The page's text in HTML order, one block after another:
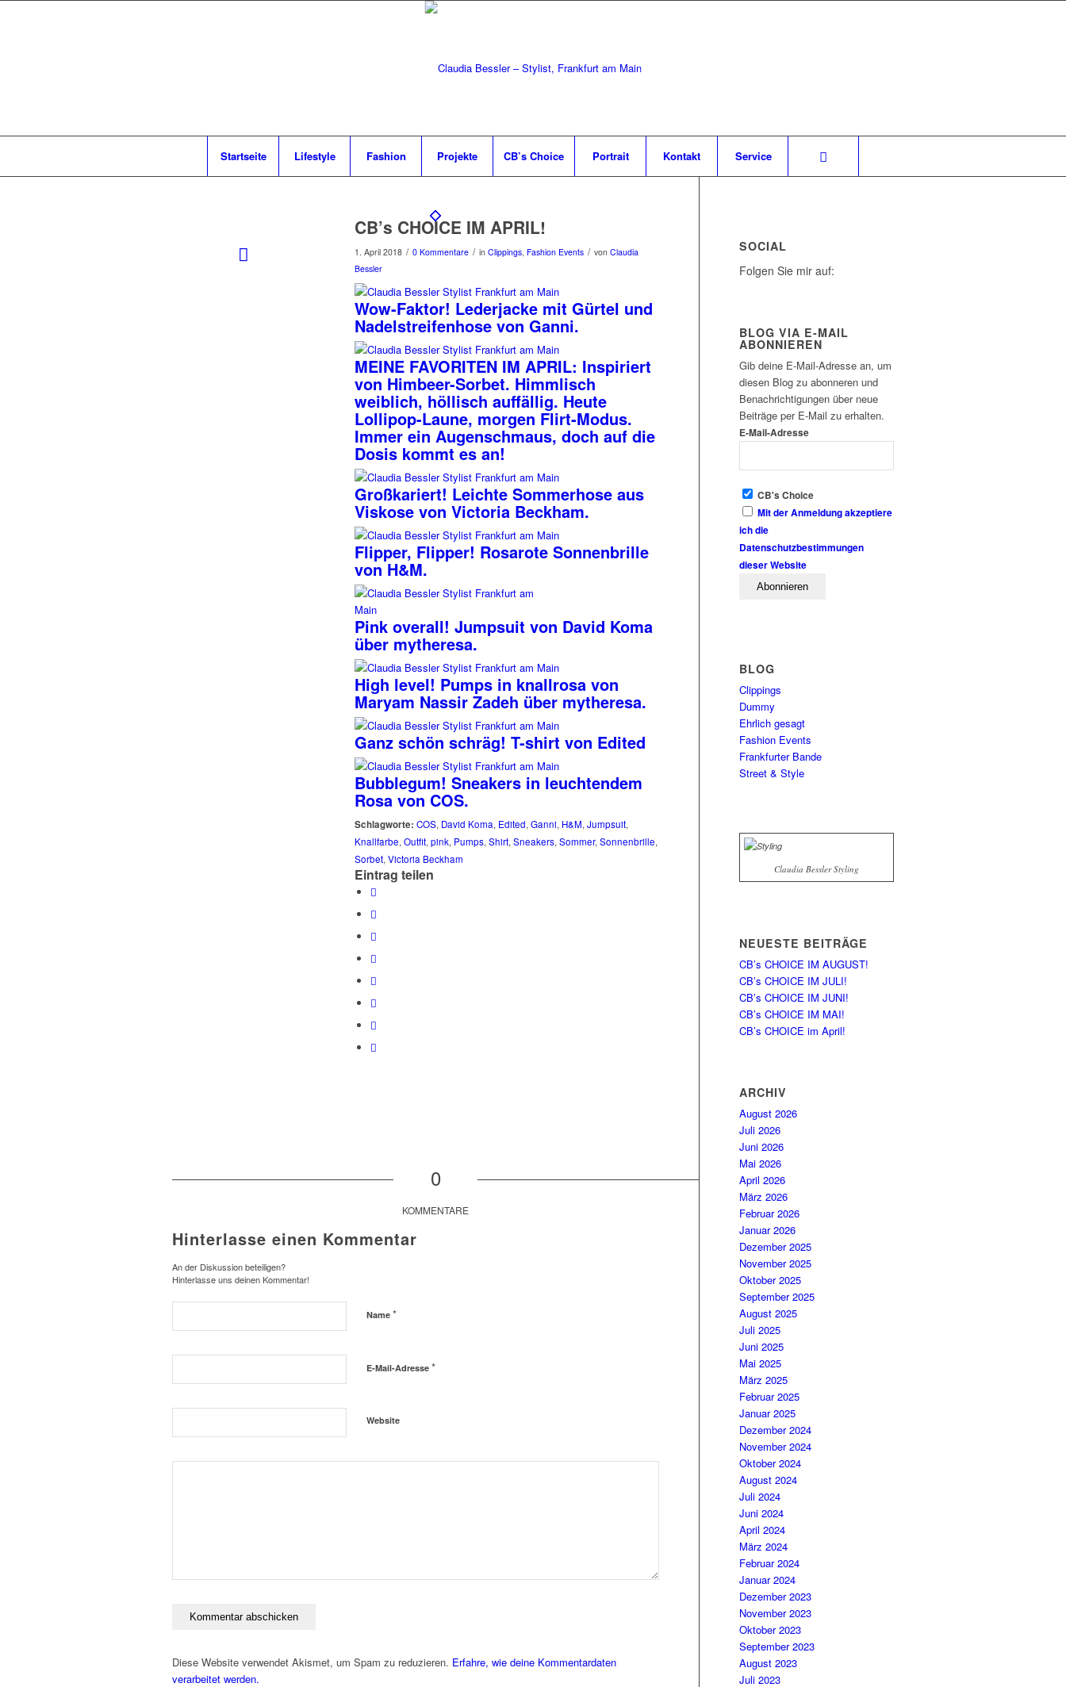
Startseite Lifestyle Fashion Projekte CB’s Choice Portrait Kontakt Service
CB’s CHOICE IM APRIL!
1. April 2018 / 0 Kommentare / in Clippings, Fashion Events / von Claudia
Bessler
Wow-Faktor! Lederjacke mit Gürtel und
Nadelstreifenhose von Ganni.
MEINE FAVORITEN IM APRIL: Inspiriert
von Himbeer-Sorbet. Himmlisch
weiblich, höllisch auffällig. Heute
Lollipop-Laune, morgen Flirt-Modus.
Immer ein Augenschmaus, doch auf die
Dosis kommt es an!
Großkariert! Leichte Sommerhose aus
Viskose von Victoria Beckham.
Flipper, Flipper! Rosarote Sonnenbrille
von H&M.
Pink overall! Jumpsuit von David Koma
über mytheresa.
High level! Pumps in knallrosa von
Maryam Nassir Zadeh über mytheresa.
Ganz schön schräg! T-shirt von Edited
Bubblegum! Sneakers in leuchtendem
Rosa von COS.
Schlagworte: COS, David Koma, Edited, Ganni, H&M, Jumpsuit,
Knallfarbe, Outfit, pink, Pumps, Shirt, Sneakers, Sommer, Sonnenbrille,
Sorbet, Victoria Beckham
Eintrag teilen
0
KOMMENTARE
Hinterlasse einen Kommentar
An der Diskussion beteiligen?
Hinterlasse uns deinen Kommentar!
Name *
E-Mail-Adresse *
Website
Diese Website verwendet Akismet, um Spam zu reduzieren. Erfahre, wie deine Kommentardaten
verarbeitet werden.
SOCIAL
Folgen Sie mir auf:
BLOG VIA E-MAIL
ABONNIEREN
Gib deine E-Mail-Adresse an, um
diesen Blog zu abonneren und
Benachrichtigungen über neue
Beiträge per E-Mail zu erhalten.
E-Mail-Adresse
CB's Choice
Mit der Anmeldung akzeptiere
ich die
Datenschutzbestimmungen
dieser Website
BLOG
Clippings
Dummy
Ehrlich gesagt
Fashion Events
Frankfurter Bande
Street & Style
Claudia Bessler Styling
NEUESTE BEITRÄGE
CB’s CHOICE IM AUGUST!
CB’s CHOICE IM JULI!
CB’s CHOICE IM JUNI!
CB’s CHOICE IM MAI!
CB’s CHOICE im April!
ARCHIV
August 2026
Juli 2026
Juni 2026
Mai 2026
April 2026
März 2026
Februar 2026
Januar 2026
Dezember 2025
November 2025
Oktober 2025
September 2025
August 2025
Juli 2025
Juni 2025
Mai 2025
März 2025
Februar 2025
Januar 2025
Dezember 2024
November 2024
Oktober 2024
August 2024
Juli 2024
Juni 2024
April 2024
März 2024
Februar 2024
Januar 2024
Dezember 2023
November 2023
Oktober 2023
September 2023
August 2023
Juli 2023